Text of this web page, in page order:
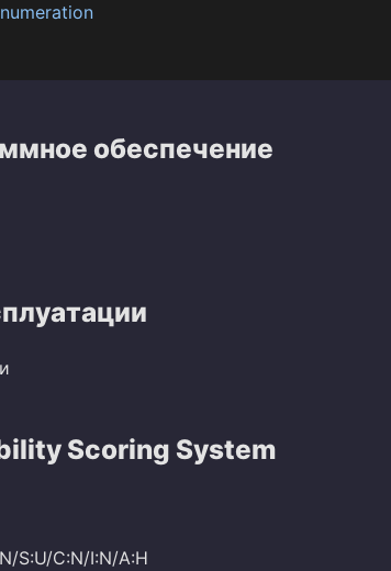
обеспечение
Scoring System
S:U/C:N/I:N/A:H